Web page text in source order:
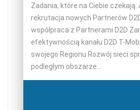
Zadania, które na Ciebie czekają:
rekrutacja nowych Partnerów
współpraca z Partnerami D2D
efektywnością kanału D2D T-
swojego Regionu Rozwój sieci
podległym obszarze...